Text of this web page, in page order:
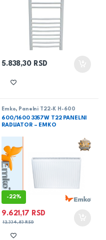
5.838,30 RSD
Emko, Panelni T22-K H-600
600/1600 3357W T22 PANELNI
RADIJATOR – EMKO
-22%
9.621,17 RSD
12.334,83RSD